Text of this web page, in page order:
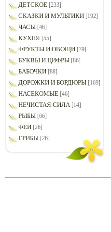
ДЕТСКОЕ [233]
СКАЗКИ И МУЛЬТИКИ [192]
ЧАСЫ [46]
КУХНЯ [55]
ФРУКТЫ И ОВОЩИ [79]
БУКВЫ И ЦИФРЫ [86]
БАБОЧКИ [88]
ДОРОЖКИ И БОРДЮРЫ [169]
НАСЕКОМЫЕ [46]
НЕЧИСТАЯ СИЛА [14]
РЫБЫ [66]
ФЕИ [26]
ГРИБЫ [26]